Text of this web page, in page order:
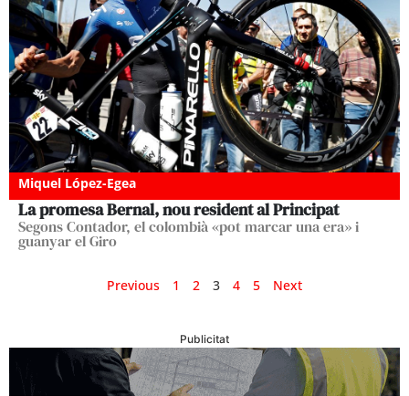
Miquel López-Egea
La promesa Bernal, nou resident al Principat
Segons Contador, el colombià «pot marcar una era» i
guanyar el Giro
Previous 1 2 3 4 5 Next
Publicitat